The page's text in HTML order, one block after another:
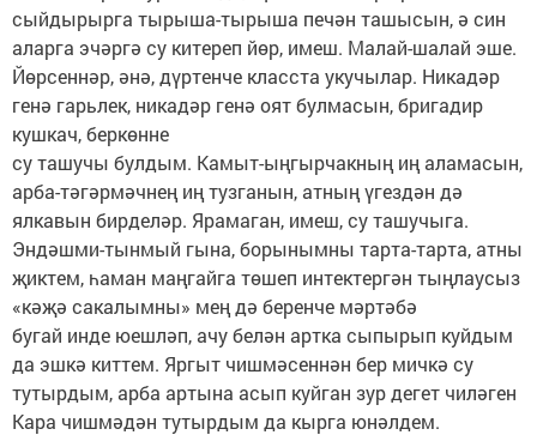
сыйдырырга тырыша-тырыша печән ташысын, ә син
аларга эчәргә су китереп йөр, имеш. Малай-шалай эше.
Йөрсеннәр, әнә, дүртенче класста укучылар. Никадәр
генә гарьлек, никадәр генә оят булмасын, бригадир
кушкач, беркөнне
су ташучы булдым. Камыт-ыңгырчакның иң аламасын,
арба-тәгәрмәчнең иң тузганын, атның үгездән дә
ялкавын бирделәр. Ярамаган, имеш, су ташучыга.
Эндәшми-тынмый гына, борынымны тарта-тарта, атны
җиктем, һаман маңгайга төшеп интектергән тыңлаусыз
«кәҗә сакалымны» мең дә беренче мәртәбә
бугай инде юешләп, ачу белән артка сыпырып куйдым
да эшкә киттем. Яргыт чишмәсеннән бер мичкә су
тутырдым, арба артына асып куйган зур дегет чиләген
Кара чишмәдән тутырдым да кырга юнәлдем.